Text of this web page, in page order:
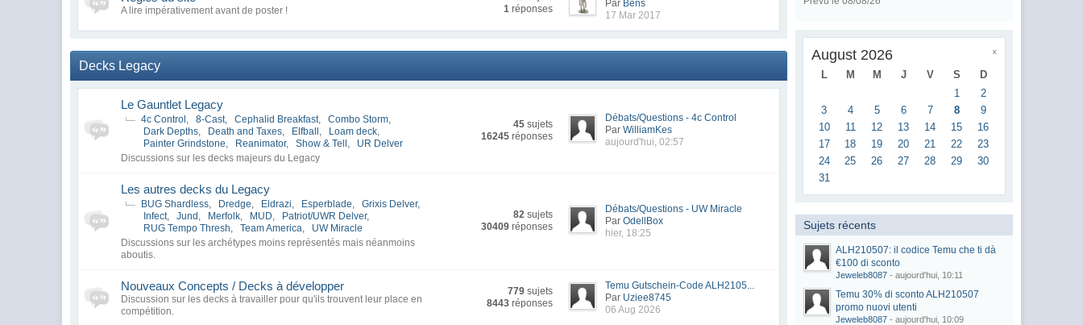
A lire impérativement avant de poster !
1 réponses
Par Bens
17 Mar 2017
Decks Legacy
Le Gauntlet Legacy
4c Control , 8-Cast, Cephalid Breakfast, Combo Storm,
Dark Depths, Death and Taxes, Elfball , Loam deck,
Painter Grindstone, Reanimator, Show & Tell ,
UR Delver
Discussions sur les decks majeurs du Legacy
45 sujets
16245 réponses
Débats/Questions - 4c Control
ParWilliamKes
aujourd'hui, 02:57
Les autres decks du Legacy
BUG Shardless, Dredge, Eldrazi, Esperblade, Grixis Delver,
Infect, Jund , Merfolk, MUD, Patriot/UWR Delver,
RUG Tempo Thresh, Team America,
UW Miracle
Discussions sur les archétypes moins représentés mais néanmoins
aboutis.
82 sujets
30409 réponses
Débats/Questions - UW Miracle
ParOdellBox
hier, 18:25
Nouveaux Concepts / Decks à développer
Discussion sur les decks à travailler pour qu'ils trouvent leur place en
compétition.
779 sujets
8443 réponses
Temu Gutschein-Code ALH2105...
Par Uziee8745
06 Aug 2026
×
August 2026
L M M J V S
D
1
2
3
4 5 6 7 8
9
10
11 12 13 14 15
16
17
18 19 20 21 22
23
24
25 26 27 28 29
30
31
Sujets récents
ALH210507: il codice Temu che ti dà
€100 di sconto
Jeweleb8087- aujourd'hui, 10:11
Temu 30% di sconto ALH210507
promo nuovi utenti
Jeweleb8087- aujourd'hui, 10:09